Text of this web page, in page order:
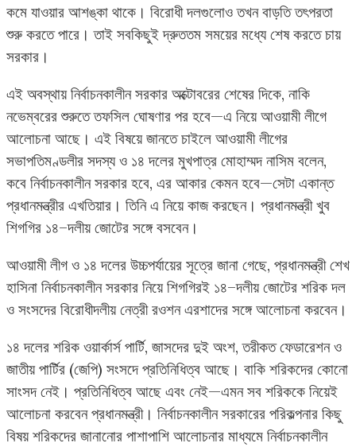
কমে যাওয়ার আশঙ্কা থাকে। বিরোধী দলগুলোও তখন বাড়তি তৎপরতা
শুরু করতে পারে। তাই সবকিছুই দ্রুততম সময়ের মধ্যে শেষ করতে চায়
সরকার।
এই অবস্থায় নির্বাচনকালীন সরকার অক্টোবরের শেষের দিকে, নাকি
নভেম্বরের শুরুতে তফসিল ঘোষণার পর হবে—এ নিয়ে আওয়ামী লীগে
আলোচনা আছে। এই বিষয়ে জানতে চাইলে আওয়ামী লীগের
সভাপতিমণ্ডলীর সদস্য ও ১৪ দলের মুখপাত্র মোহাম্মদ নাসিম বলেন,
কবে নির্বাচনকালীন সরকার হবে, এর আকার কেমন হবে—সেটা একান্ত
প্রধানমন্ত্রীর এখতিয়ার। তিনি এ নিয়ে কাজ করছেন। প্রধানমন্ত্রী খুব
শিগগির ১৪–দলীয় জোটের সঙ্গে বসবেন।
আওয়ামী লীগ ও ১৪ দলের উচ্চপর্যায়ের সূত্রে জানা গেছে, প্রধানমন্ত্রী শেখ
হাসিনা নির্বাচনকালীন সরকার নিয়ে শিগগিরই ১৪–দলীয় জোটের শরিক দল
ও সংসদের বিরোধীদলীয় নেত্রী রওশন এরশাদের সঙ্গে আলোচনা করবেন।
১৪ দলের শরিক ওয়ার্কার্স পার্টি, জাসদের দুই অংশ, তরীকত ফেডারেশন ও
জাতীয় পার্টির (জেপি) সংসদে প্রতিনিধিত্ব আছে। বাকি শরিকদের কোনো
সাংসদ নেই। প্রতিনিধিত্ব আছে এবং নেই—এমন সব শরিককে নিয়েই
আলোচনা করবেন প্রধানমন্ত্রী। নির্বাচনকালীন সরকারের পরিকল্পনার কিছু
বিষয় শরিকদের জানানোর পাশাপাশি আলোচনার মাধ্যমে নির্বাচনকালীন